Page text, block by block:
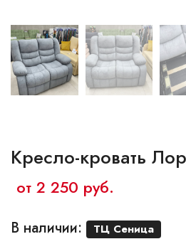
Сморгонь
Кресло-кровать
от 2 250 руб.
В наличии: ТЦ Сеница